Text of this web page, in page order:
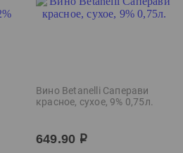
Вино Betanelli Саперави
красное, сухое, 9% 0,75л.
649.90 р